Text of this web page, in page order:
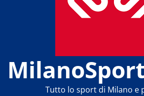
Tutto lo sport di Milano e